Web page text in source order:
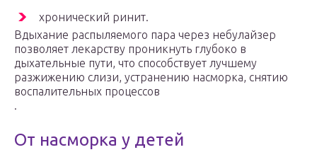
хронический ринит.
Вдыхание распыляемого пара через небулайзер
позволяет лекарству проникнуть глубоко в
дыхательные пути, что способствует лучшему
разжижению слизи, устранению насморка, снятию
воспалительных процессов
.
От насморка у детей